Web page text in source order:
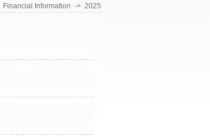
Financial Information -> 2025